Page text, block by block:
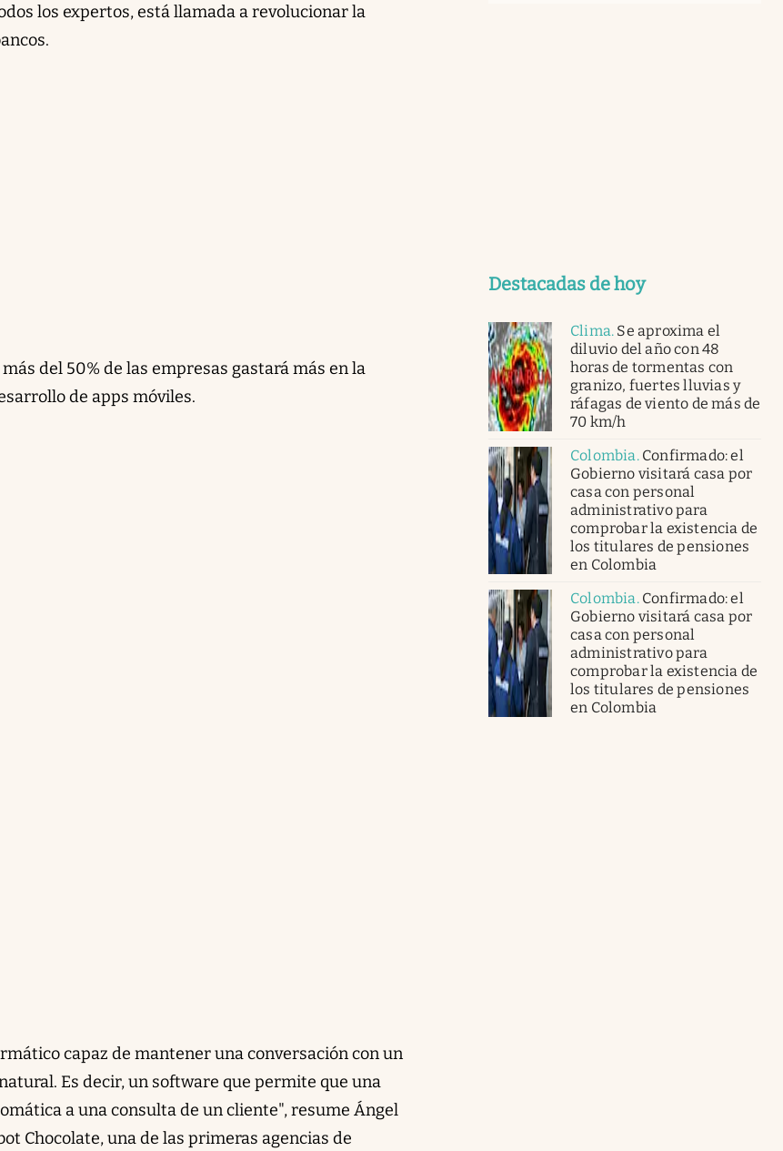
los expertos, está llamada a revolucionar la
del 50% de las empresas gastará más en la
de apps móviles.
capaz de mantener una conversación con un
Es decir, un software que permite que una
a una consulta de un cliente", resume Ángel
Chocolate, una de las primeras agencias de
Destacadas de hoy
Clima. Se aproxima el
diluvio del año con 48
horas de tormentas con
granizo, fuertes lluvias y
ráfagas de viento de más de
70 km/h
Colombia. Confirmado: el
Gobierno visitará casa por
casa con personal
administrativo para
comprobar la existencia de
los titulares de pensiones
en Colombia
Colombia. Confirmado: el
Gobierno visitará casa por
casa con personal
administrativo para
comprobar la existencia de
los titulares de pensiones
en Colombia